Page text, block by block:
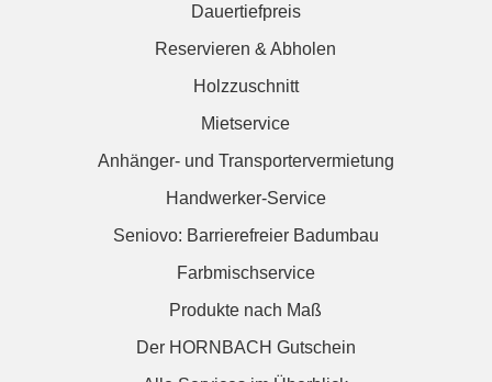
Dauertiefpreis
Reservieren & Abholen
Holzzuschnitt
Mietservice
Anhänger- und Transportervermietung
Handwerker-Service
Seniovo: Barrierefreier Badumbau
Farbmischservice
Produkte nach Maß
Der HORNBACH Gutschein